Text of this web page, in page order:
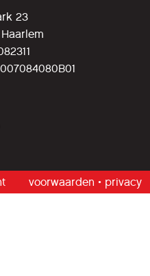
23
Haarlem
voorwaarden • privacy